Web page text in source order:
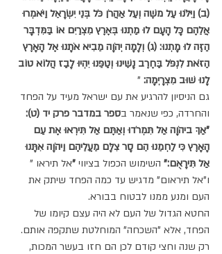
(ב) וַיִּלֹּנוּ עַל משֶׁה וְעַל אַהֲרֹן כֹּל בְּנֵי יִשְׂרָאֵל וַיֹּאמְרוּ
אֲלֵהֶם כָּל הָעָם לוּ מַתְנוּ בְּאֶרֶץ מִצְרַיִם אוֹ בַּמִּדְבָּר
הַזֶּה לוּ מָתְנוּ: (ג) וְלָמָה יְהֹוָה מֵבִיא אֹתָנוּ אֶל הָאָרֶץ
הַזֹּאת לִנְפֹּל בַּחֶרֶב נָשֵׁינוּ וְטַפֵּנוּ יִהְיוּ לָבַז הֲלוֹא טוֹב
לָנוּ שׁוּב מִצְרָיְמָה: "
גם הניסיון להרגיע את עם ישראל מעיד על הפחד
והחרדה, כפי שנאמר בספר במדבר פרק יד (ט):
"אַךְ ביהֹוָה אַל תִּמְרֹדוּ וְאַתֶּם אַל תִּירְאוּ אֶת עַם
הָאָרֶץ כִּי לַחְמֵנוּ הֵם סָר צִלָּם מֵעֲלֵיהֶם וַיהֹוָה אִתָּנוּ
אַל תִּירָאֻם:" השימוש הכפול בציווי "אל תיראו "
ו"אל תיראום" מדגיש עד כמה הפחד שיתק את
העם ומנע ממנו לבטוח בבורא.
החטא הגדול של העם לא היה עצם קיומו של
הפחד, אלא "השכחה" המוחלטת שתקפה אותם.
רק שנה וחצי קודם לכן הם חזו בעשר המכות,